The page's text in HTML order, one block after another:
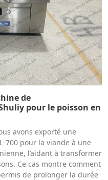
de
pour le poisson en
avons exporté une
700 pour la viande à une
l’aidant à transformer
Ce cas montre comment
de prolonger la durée